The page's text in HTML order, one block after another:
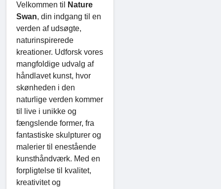
Velkommen til
Nature
Swan, din indgang til en
verden af ​​udsøgte,
naturinspirerede
kreationer. Udforsk vores
mangfoldige udvalg af
håndlavet kunst, hvor
skønheden i den
naturlige verden kommer
til live i unikke og
fængslende former, fra
fantastiske skulpturer og
malerier til enestående
kunsthåndværk. Med en
forpligtelse til kvalitet,
kreativitet og